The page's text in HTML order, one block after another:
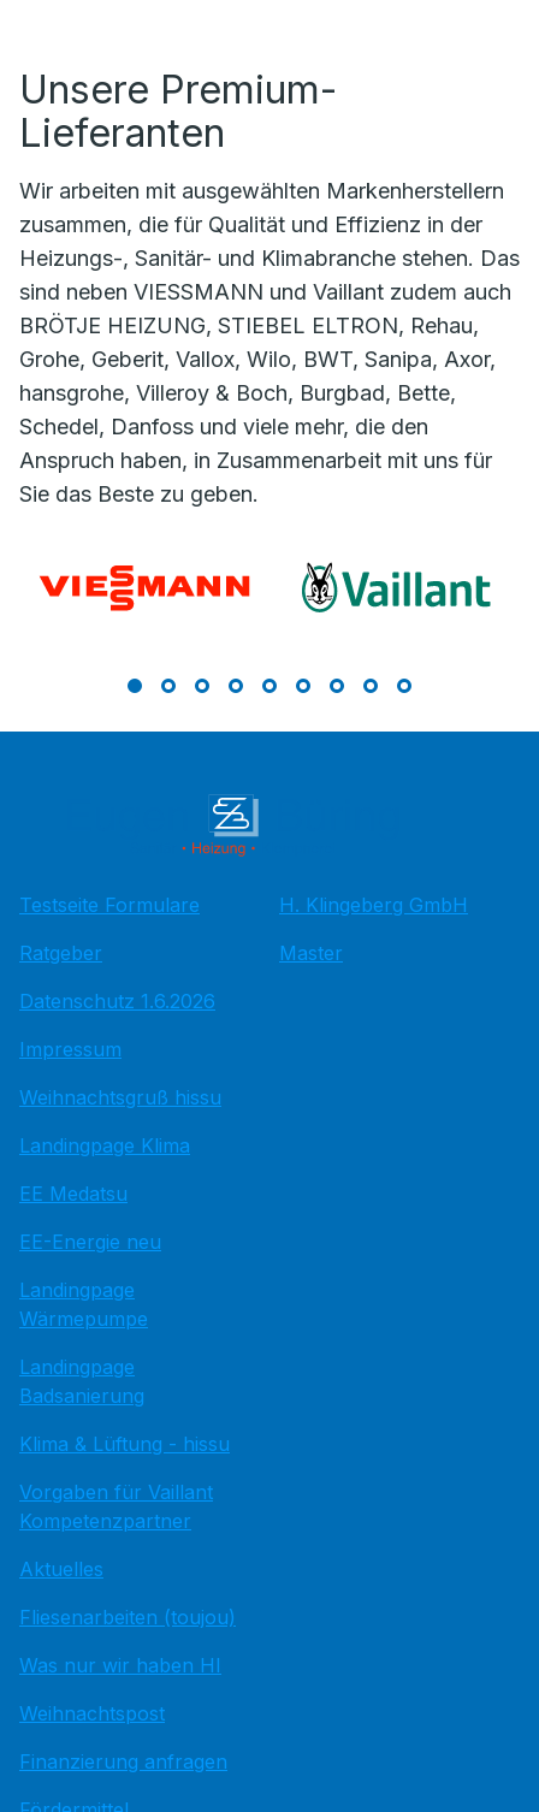
Unsere Premium-
Lieferanten
Wir arbeiten mit ausgewählten Markenherstellern
zusammen, die für Qualität und Effizienz in der
Heizungs-, Sanitär- und Klimabranche stehen. Das
sind neben VIESSMANN und Vaillant zudem auch
BRÖTJE HEIZUNG, STIEBEL ELTRON, Rehau,
Grohe, Geberit, Vallox, Wilo, BWT, Sanipa, Axor,
hansgrohe, Villeroy & Boch, Burgbad, Bette,
Schedel, Danfoss und viele mehr, die den
Anspruch haben, in Zusammenarbeit mit uns für
Sie das Beste zu geben.
Testseite Formulare
Ratgeber
Datenschutz 1.6.2026
Impressum
Weihnachtsgruß hissu
Landingpage Klima
EE Medatsu
EE-Energie neu
Landingpage
Wärmepumpe
Landingpage
Badsanierung
Klima & Lüftung - hissu
Vorgaben für Vaillant
Kompetenzpartner
Aktuelles
Fliesenarbeiten (toujou)
Was nur wir haben HI
Weihnachtspost
Finanzierung anfragen
H. Klingeberg GmbH
Master